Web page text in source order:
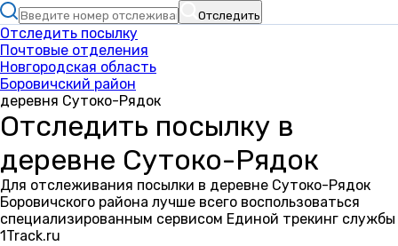
Отследить
Отследить посылку
Почтовые отделения
Новгородская область
Боровичский район
деревня Сутоко-Рядок
Отследить посылку в
деревне Сутоко-Рядок
Для отслеживания посылки в деревне Сутоко-Рядок
Боровичского района лучше всего воспользоваться
специализированным сервисом Единой трекинг службы
1Track.ru